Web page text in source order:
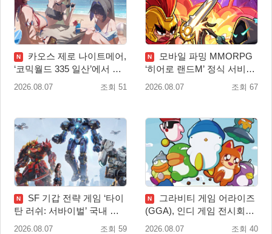
N
카오스 제로 나이트메어,
‘코믹월드 335 일산’에서 이
용자 소통 예고
2026.08.07 조회 51
N
모바일 파밍 MMORPG
‘히어로 랜드M’ 정식 서비스
돌입
2026.08.07 조회 67
N
SF 기갑 전략 게임 ‘타이
탄 러쉬: 서바이벌’ 국내 정
식 출시
2026.08.07 조회 59
N
그라비티 게임 어라이즈
(GGA), 인디 게임 전시회
‘도쿄 게임 던전 13’ 참가!
2026.08.07 조회 40